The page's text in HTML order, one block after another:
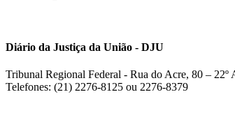
Diário da Justiça da União - DJU
Tribunal Regional Federal - Rua do Acre, 80 – 22º
Telefones: (21) 2276-8125 ou 2276-8379